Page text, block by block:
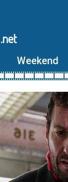
.net
Weekend